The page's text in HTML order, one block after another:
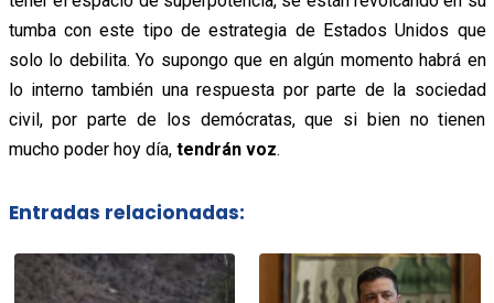
tumba con este tipo de estrategia de Estados Unidos que
solo lo debilita. Yo supongo que en algún momento habrá en
lo interno también una respuesta por parte de la sociedad
civil, por parte de los demócratas, que si bien no tienen
mucho poder hoy día, tendrán voz.
Entradas relacionadas: